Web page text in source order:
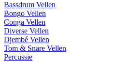
Bassdrum Vellen
Bongo Vellen
Conga Vellen
Diverse Vellen
Djembé Vellen
Tom & Snare Vellen
Percussie